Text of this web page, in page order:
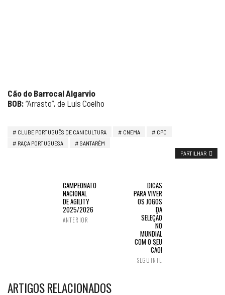
Cão do Barrocal Algarvio
BOB: “Arrasto”, de Luís Coelho
CLUBE PORTUGUÊS DE CANICULTURA CNEMA
CPC
RAÇA PORTUGUESA
SANTARÉM
PARTILHAR
CAMPEONATO
NACIONAL
DE AGILITY
2025/2026
ANTERIOR
DICAS
PARA VIVER
OS JOGOS
DA
SELEÇÃO
NO
MUNDIAL
COM O SEU
CÃO!
SEGUINTE
ARTIGOS RELACIONADOS